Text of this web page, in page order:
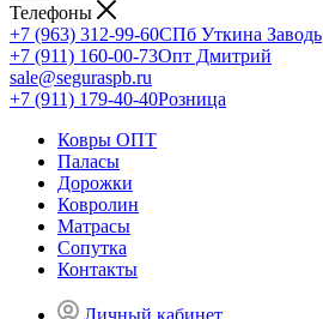
Телефоны
+7 (963) 312-99-60СПб Уткина Заводь
+7 (911) 160-00-73Опт Дмитрий
sale@seguraspb.ru
+7 (911) 179-40-40Розница
Ковры ОПТ
Паласы
Дорожки
Ковролин
Матрасы
Сопутка
Контакты
Личный кабинет